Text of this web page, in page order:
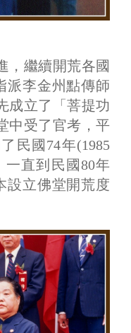
，繼續開荒各國
派李金州點傳師
成立了「菩提功
中受了官考，平
民國74年(1985
直到民國80年
設立佛堂開荒度